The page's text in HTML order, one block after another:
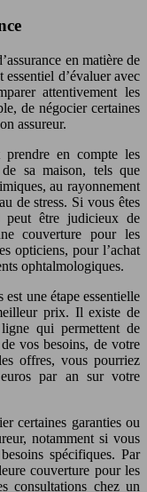
en matière de
d’évaluer avec
attentivement les
de négocier certaines
assureur.
prendre en compte les
sa maison, tels que
au rayonnement
de stress. Si vous êtes
peut être judicieux de
couverture pour les
opticiens, pour l’achat
ophtalmologiques.
une étape essentielle
prix. Il existe de
ligne qui permettent de
vos besoins, de votre
offres, vous pourriez
euros par an sur votre
certaines garanties ou
notamment si vous
spécifiques. Par
couverture pour les
consultations chez un